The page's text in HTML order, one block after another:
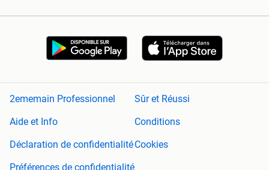
2ememain Professionnel
Sûr et Réussi
Aide et Info
Conditions
Déclaration de confidentialitéCookies
Préférences de confidentialité